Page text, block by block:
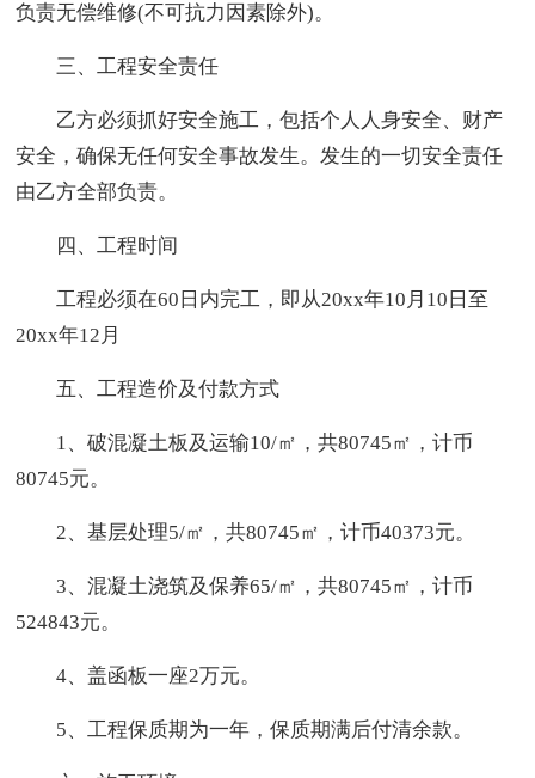
负责无偿维修(不可抗力因素除外)。
三、工程安全责任
乙方必须抓好安全施工，包括个人人身安全、财产
安全，确保无任何安全事故发生。发生的一切安全责任
由乙方全部负责。
四、工程时间
工程必须在60日内完工，即从20xx年10月10日至
20xx年12月
五、工程造价及付款方式
1、破混凝土板及运输10/㎡，共80745㎡，计币
80745元。
2、基层处理5/㎡，共80745㎡，计币40373元。
3、混凝土浇筑及保养65/㎡，共80745㎡，计币
524843元。
4、盖函板一座2万元。
5、工程保质期为一年，保质期满后付清余款。